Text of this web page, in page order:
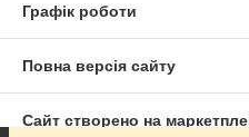
Графік роботи
Повна версія сайту
Сайт створено на